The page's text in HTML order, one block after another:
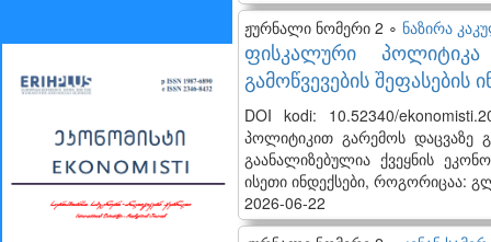
ჟურნალი ნომერი 2 ∘ ნაზირა
ფისკალური
გამოწვევების შეფასების
DOI kodi: 10.52340/
პოლიტიკით გარემოს დაცვაზე
გაანალიზებულია ქვეყნის
ისეთი ინდექსები, როგორიცაა:
2026-06-22